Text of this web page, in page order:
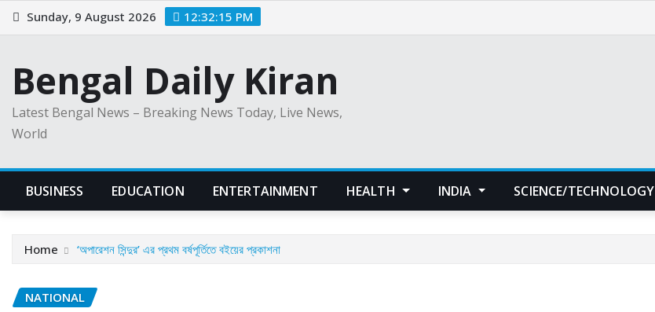
Skip
to
Sunday, 9 August 2026 12:32:16 PM
Bengal Daily Kiran
Latest Bengal News – Breaking News Today, Live News,
World
BUSINESS EDUCATION ENTERTAINMENT HEALTH INDIA SCIENCE/TECHNOLOGY
Home ‘অপারেশন সিন্দুর’ এর প্রথম বর্ষপূর্তিতে বইয়ের প্রকাশনা
NATIONAL